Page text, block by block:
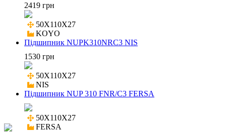
2419 грн
50X110X27
KOYO
Підшипник NUPK310NRC3 NIS
1530 грн
50X110X27
NIS
Підшипник NUP 310 FNR/C3 FERSA
50X110X27
FERSA